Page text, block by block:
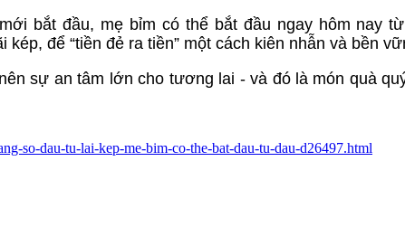
bắt đầu, mẹ bỉm có thể bắt đầu ngay hôm nay
để “tiền đẻ ra tiền” một cách kiên nhẫn và bền
sự an tâm lớn cho tương lai - và đó là món quà
so-dau-tu-lai-kep-me-bim-co-the-bat-dau-tu-dau-d26497.html